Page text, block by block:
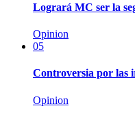
Logrará MC ser la
Opinion
05
Controversia por las
Opinion